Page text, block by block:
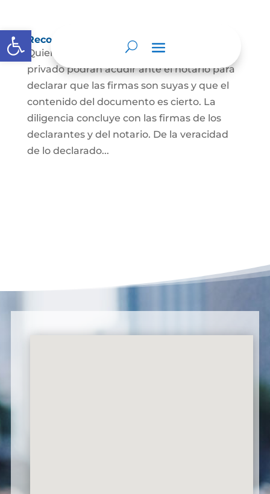
Abrir barra de herramientas
Reconocimiento de firma y contenido
Quienes hayan firmado un documento
privado podrán acudir ante el notario para
declarar que las firmas son suyas y que el
contenido del documento es cierto. La
diligencia concluye con las firmas de los
declarantes y del notario. De la veracidad
de lo declarado...